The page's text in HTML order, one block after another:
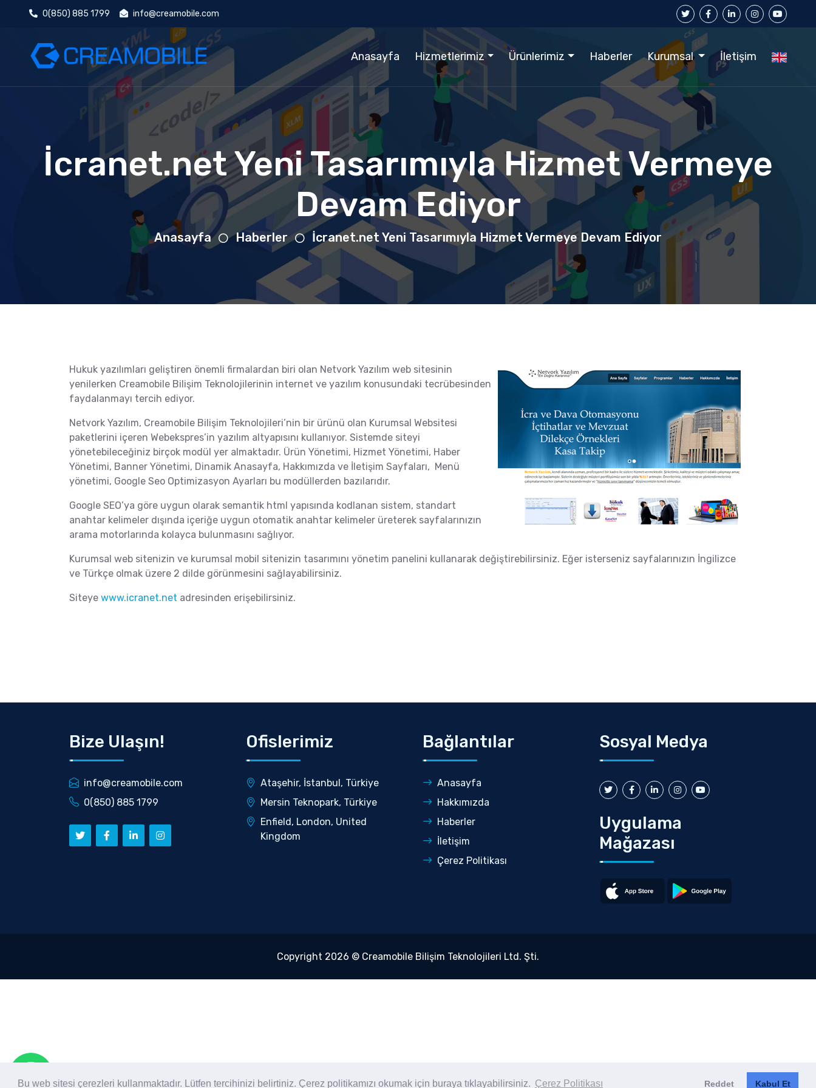
Bu web sitesi çerezleri kullanmaktadır. Lütfen tercihinizi belirtiniz. Çerez politikamızı okumak için buraya tıklayabilirsiniz. Çerez Politikası Reddet Kabul Et
0(850) 885 1799 info@creamobile.com
Anasayfa Hizmetlerimiz Ürünlerimiz Haberler Kurumsal İletişim
İcranet.net Yeni Tasarımıyla Hizmet Vermeye
Devam Ediyor
Anasayfa Haberler İcranet.net Yeni Tasarımıyla Hizmet Vermeye Devam Ediyor
Hukuk yazılımları geliştiren önemli firmalardan biri olan Netvork Yazılım web sitesinin
yenilerken Creamobile Bilişim Teknolojilerinin internet ve yazılım konusundaki tecrübesinden
faydalanmayı tercih ediyor.
Netvork Yazılım, Creamobile Bilişim Teknolojileri’nin bir ürünü olan Kurumsal Websitesi
paketlerini içeren Webekspres’in yazılım altyapısını kullanıyor. Sistemde siteyi
yönetebileceğiniz birçok modül yer almaktadır. Ürün Yönetimi, Hizmet Yönetimi, Haber
Yönetimi, Banner Yönetimi, Dinamik Anasayfa, Hakkımızda ve İletişim Sayfaları, Menü
yönetimi, Google Seo Optimizasyon Ayarları bu modüllerden bazılarıdır.
Google SEO’ya göre uygun olarak semantik html yapısında kodlanan sistem, standart
anahtar kelimeler dışında içeriğe uygun otomatik anahtar kelimeler üreterek sayfalarınızın
arama motorlarında kolayca bulunmasını sağlıyor.
Kurumsal web sitenizin ve kurumsal mobil sitenizin tasarımını yönetim panelini kullanarak değiştirebilirsiniz. Eğer isterseniz sayfalarınızın İngilizce
ve Türkçe olmak üzere 2 dilde görünmesini sağlayabilirsiniz.
Siteye www.icranet.net adresinden erişebilirsiniz.
Bize Ulaşın!
info@creamobile.com
0(850) 885 1799
Ofislerimiz
Ataşehir, İstanbul, Türkiye
Mersin Teknopark, Türkiye
Enfield, London, United
Kingdom
Bağlantılar
Anasayfa
Hakkımızda
Haberler
İletişim
Çerez Politikası
Sosyal Medya
Uygulama
Mağazası
Copyright 2026 © Creamobile Bilişim Teknolojileri Ltd. Şti.